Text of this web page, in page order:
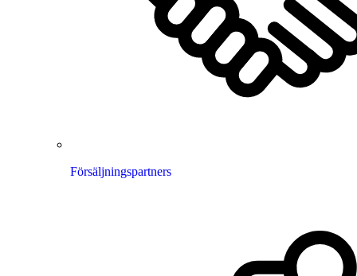
Försäljningspartners